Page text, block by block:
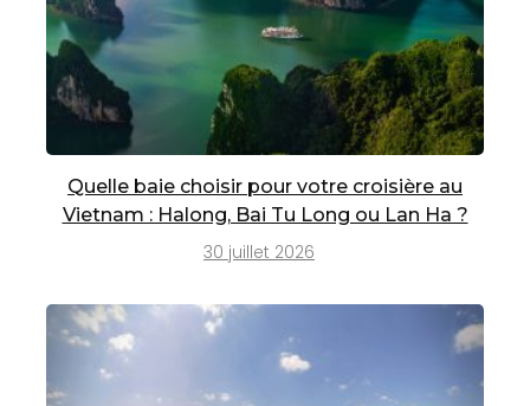
Quelle baie choisir pour votre croisière au
Vietnam : Halong, Bai Tu Long ou Lan Ha ?
30 juillet 2026